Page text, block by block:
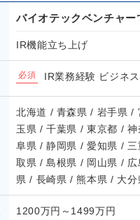
バイオテックベンチャー
IR機能立ち上げ
必須 IR業務経験 ビジネ
北海道 / 青森県 / 岩手県 /
玉県 / 千葉県 / 東京都 /
阜県 / 静岡県 / 愛知県 /
取県 / 島根県 / 岡山県 /
県 / 長崎県 / 熊本県 / 大
1200万円～1499万円